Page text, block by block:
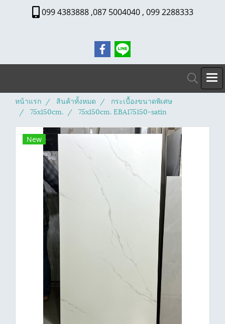
099 4383888 ,087 5004040 , 099 2288333
หน้าแรก สินค้าทั้งหมด
กระเบื้องขนาดพิเศษ
75x150cm.
75x150cm. EBA175150-satin
New